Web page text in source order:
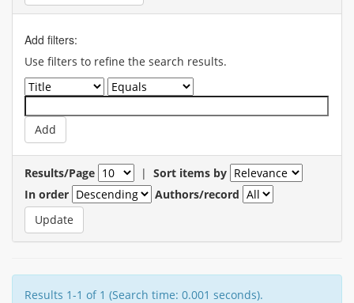
Add filters:
Use filters to refine the search results.
Results/Page | Sort items by
In order
Authors/record
Results 1-1 of 1 (Search time: 0.001 seconds).